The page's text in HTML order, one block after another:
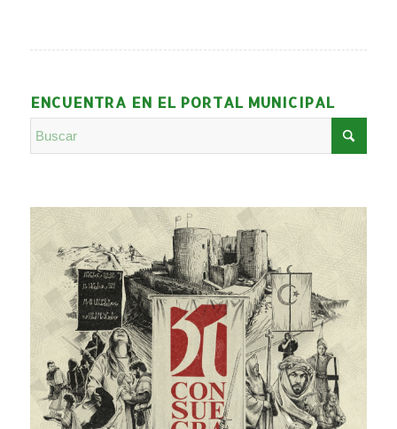
ENCUENTRA EN EL PORTAL MUNICIPAL